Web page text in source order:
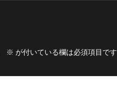
※ が付いている欄は必須項目です